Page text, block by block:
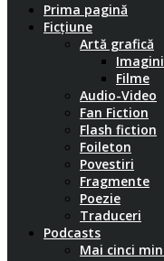
Prima pagină
Ficțiune
Artă grafică
Filme
Audio-Video
Fan Fiction
Flash fiction
Foileton
Povestiri
Fragmente
Poezie
Traduceri
Podcasts
Mai cinci